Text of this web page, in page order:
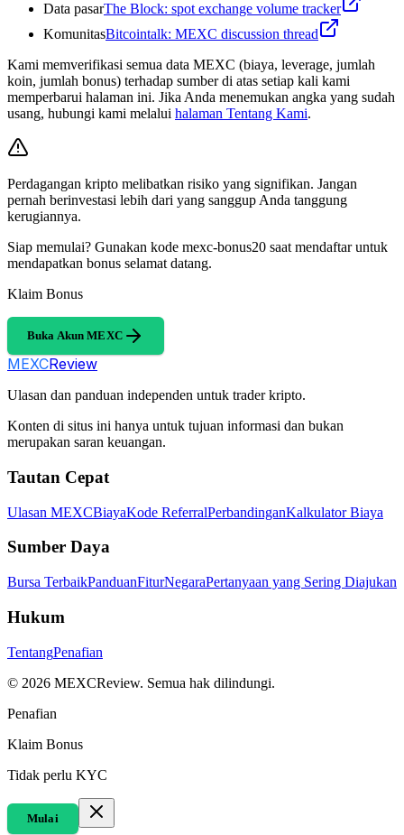
Data pasarThe Block: spot exchange volume tracker
KomunitasBitcointalk: MEXC discussion thread
Kami memverifikasi semua data MEXC (biaya, leverage, jumlah
koin, jumlah bonus) terhadap sumber di atas setiap kali kami
memperbarui halaman ini. Jika Anda menemukan angka yang sudah
usang, hubungi kami melalui halaman Tentang Kami.
Perdagangan kripto melibatkan risiko yang signifikan. Jangan
pernah berinvestasi lebih dari yang sanggup Anda tanggung
kerugiannya.
Siap memulai? Gunakan kode mexc-bonus20 saat mendaftar untuk
mendapatkan bonus selamat datang.
Klaim Bonus
Buka Akun MEXC
MEXCReview
Ulasan dan panduan independen untuk trader kripto.
Konten di situs ini hanya untuk tujuan informasi dan bukan
merupakan saran keuangan.
Tautan Cepat
Ulasan MEXCBiayaKode ReferralPerbandinganKalkulator Biaya
Sumber Daya
Bursa TerbaikPanduanFiturNegaraPertanyaan yang Sering Diajukan
Hukum
TentangPenafian
© 2026 MEXCReview. Semua hak dilindungi.
Penafian
Klaim Bonus
Tidak perlu KYC
Mulai